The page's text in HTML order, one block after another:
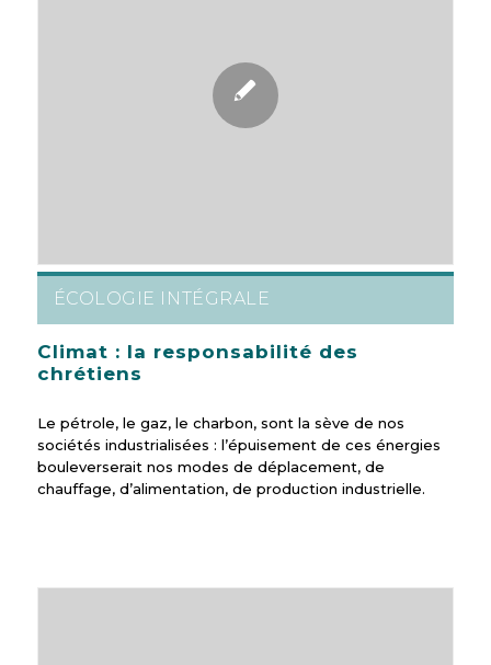
ÉCOLOGIE INTÉGRALE
Climat : la responsabilité des
chrétiens
Le pétrole, le gaz, le charbon, sont la sève de nos
sociétés industrialisées : l’épuisement de ces énergies
bouleverserait nos modes de déplacement, de
chauffage, d’alimentation, de production industrielle.